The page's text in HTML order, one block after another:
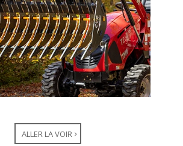
ALLER LA VOIR